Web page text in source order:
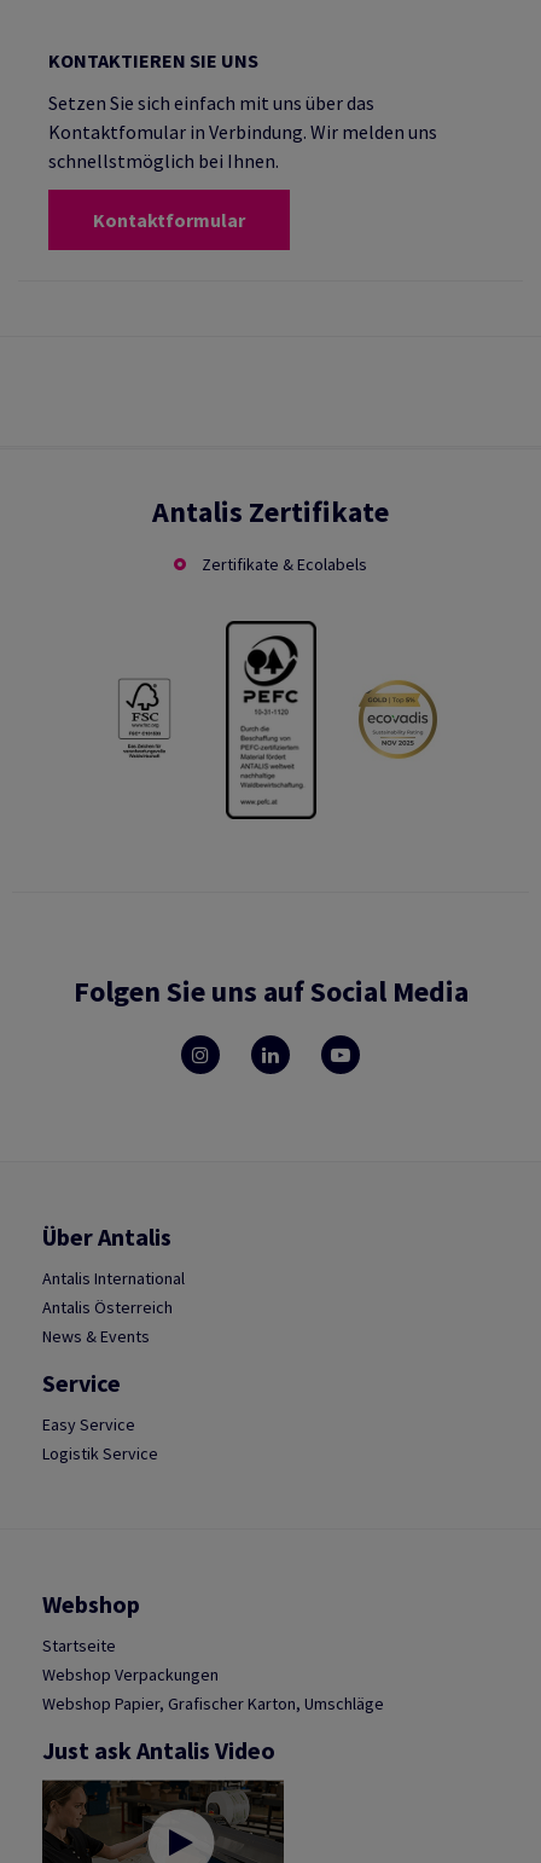
KONTAKTIEREN SIE UNS
Setzen Sie sich einfach mit uns über das
Kontaktfomular in Verbindung. Wir melden uns
schnellstmöglich bei Ihnen.
Kontaktformular
Antalis Zertifikate
Zertifikate & Ecolabels
Folgen Sie uns auf Social Media
Über Antalis
Antalis International
Antalis Österreich
News & Events
Service
Easy Service
Logistik Service
Webshop
Startseite
Webshop Verpackungen
Webshop Papier, Grafischer Karton, Umschläge
Just ask Antalis Video